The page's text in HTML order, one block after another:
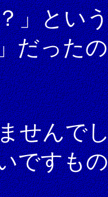
」とい
だった
せんで
ですも